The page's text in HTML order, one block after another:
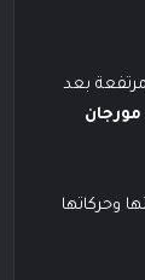
بعد
وحركاتها